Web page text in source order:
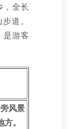
，全长
道。
是游客
风景
。